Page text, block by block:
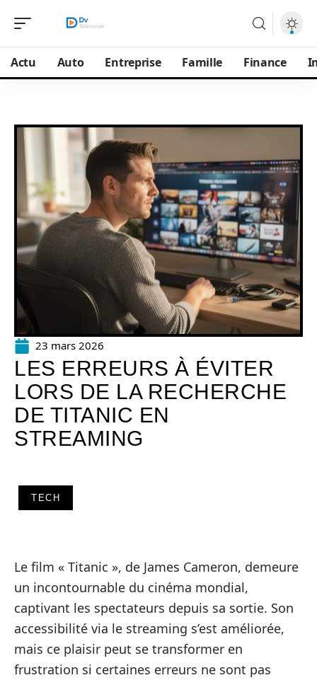
Actu Auto Entreprise Famille Finance
23 mars 2026
LES ERREURS À ÉVITER
LORS DE LA RECHERCHE
DE TITANIC EN
STREAMING
TECH
Le film « Titanic », de James Cameron, demeure
un incontournable du cinéma mondial,
captivant les spectateurs depuis sa sortie. Son
accessibilité via le streaming s’est améliorée,
mais ce plaisir peut se transformer en
frustration si certaines erreurs ne sont pas